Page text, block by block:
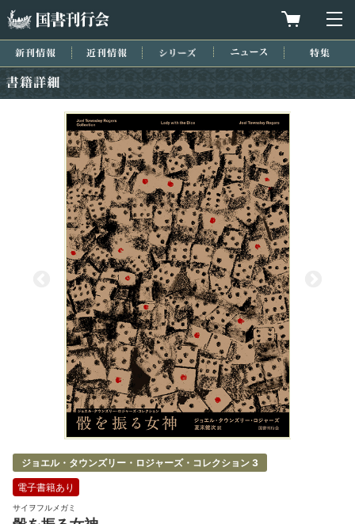
買物カゴを
新刊情報 近刊情報 シリーズ ニュース
ジョエル・タウンズリー・ロジャーズ・コレクション 3
電子書籍あり
サイヲフルメガミ